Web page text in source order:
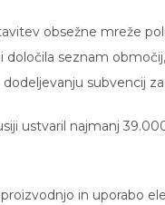
obsežne mreže
seznam
subvencij
ustvaril najmanj
in uporabo